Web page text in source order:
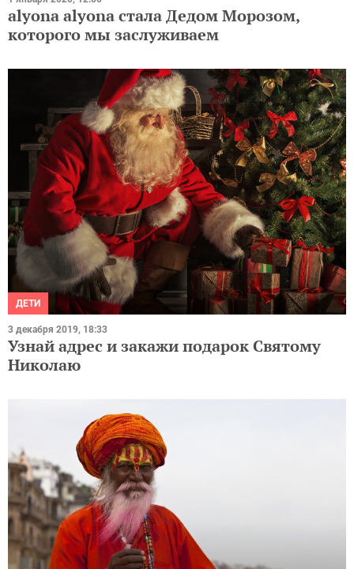
alyona alyona стала Дедом Морозом,
которого мы заслуживаем
ДЕТИ
3 декабря 2019, 18:33
Узнай адрес и закажи подарок Святому
Николаю